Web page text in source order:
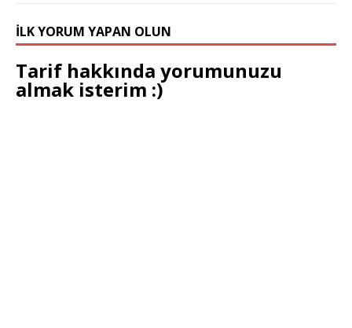
İLK YORUM YAPAN OLUN
Tarif hakkında yorumunuzu
almak isterim :)